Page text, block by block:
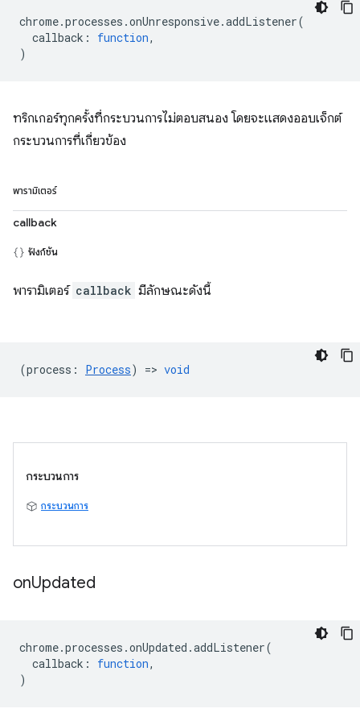
chrome.processes .onUnresponsive.addListener(
callback : function,
)
ทริกเกอร์ทุกครั้งที่กระบวนการไม่ตอบสนอง โดยจะแสดงออบเจ็กต์
กระบวนการที่เกี่ยวข้อง
พารามิเตอร์
callback
ฟังก์ชัน
พารามิเตอร์ callback มีลักษณะดังนี้
(process : Process) => void
กระบวนการ
กระบวนการ
onUpdated
chrome.processes .onUpdated .addListener(
callback : function,
)